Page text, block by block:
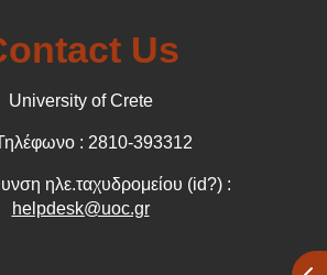
Us
University of Crete
: 2810-393312
ηλε.ταχυδρομείου (id?) :
helpdesk@uoc.gr